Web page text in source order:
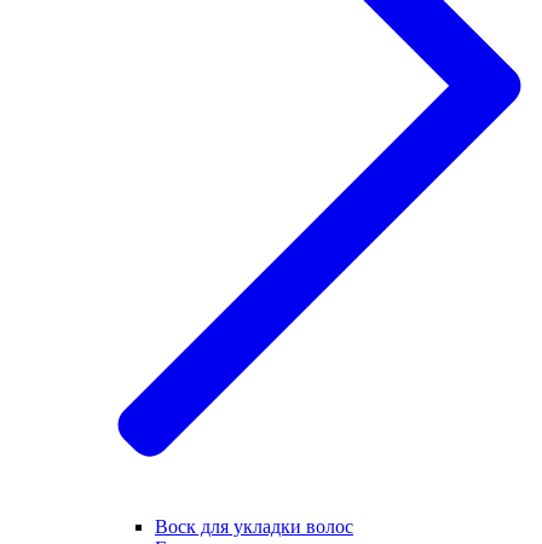
Воск для укладки волос